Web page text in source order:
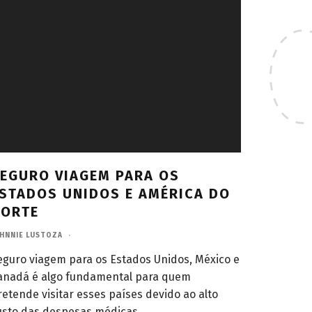
VIAGEM PARA OS
UNIDOS E AMÉRICA DO
LUSTOZA ·
viagem para os Estados Unidos, México e
é algo fundamental para quem
visitar esses países devido ao alto